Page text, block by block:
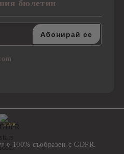
бюлетин
GDPR
е 100% съобразен с GDPR.